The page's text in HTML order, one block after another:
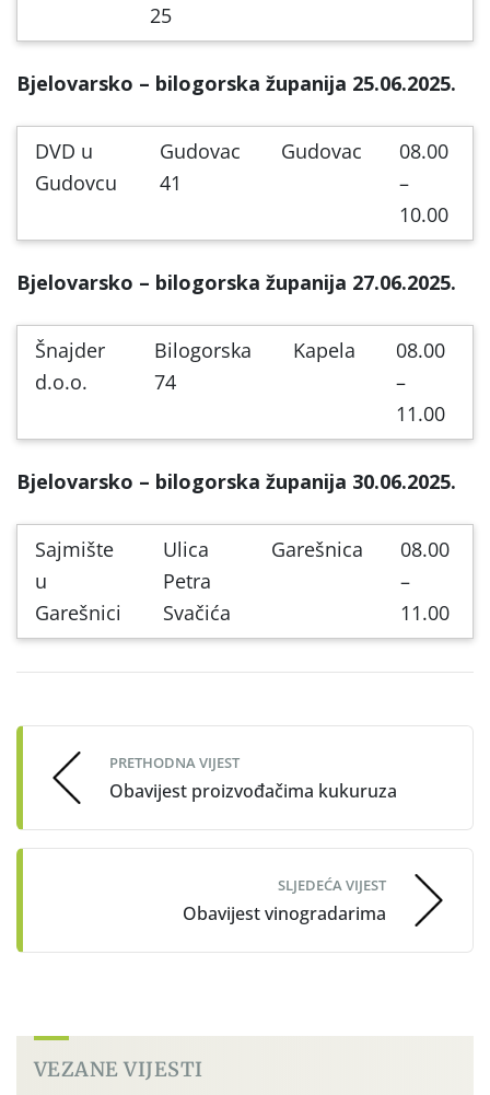
25
Bjelovarsko – bilogorska županija 25.06.2025.
DVD u
Gudovcu
Gudovac
41
Gudovac
08.00
–
10.00
Bjelovarsko – bilogorska županija 27.06.2025.
Šnajder
d.o.o.
Bilogorska
74
Kapela
08.00
–
11.00
Bjelovarsko – bilogorska županija 30.06.2025.
Sajmište
u
Garešnici
Ulica
Petra
Svačića
Garešnica
08.00
–
11.00
navigation
PRETHODNA VIJEST
Obavijest proizvođačima kukuruza
SLJEDEĆA VIJEST
Obavijest vinogradarima
VEZANE VIJESTI